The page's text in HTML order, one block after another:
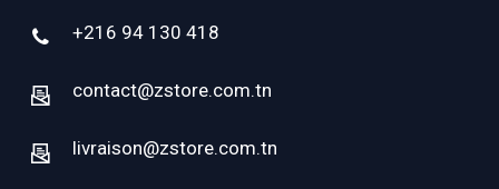
+216 94 130 418
contact@zstore.com.tn
livraison@zstore.com.tn